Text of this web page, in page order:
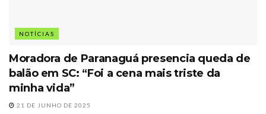
NOTÍCIAS
Moradora de Paranaguá presencia queda de
balão em SC: “Foi a cena mais triste da
minha vida”
21 DE JUNHO DE 2025